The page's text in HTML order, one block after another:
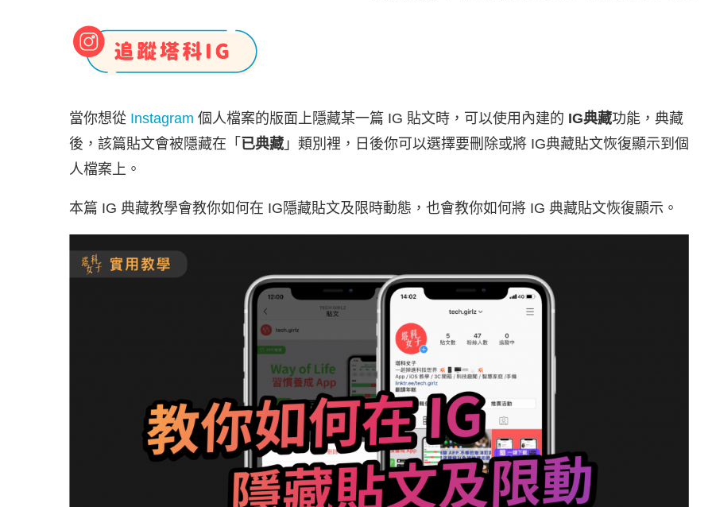
當你想從 Instagram 個人檔案的版面上隱藏某一篇 IG 貼文時，可以使用內建的 IG典藏功能，典藏
後，該篇貼文會被隱藏在「 已典藏 」類別裡，日後你可以選擇要刪除或將 IG典藏貼文恢復顯示到個
人檔案上。
本篇 IG 典藏教學會教你如何在 IG隱藏貼文及限時動態，也會教你如何將 IG 典藏貼文恢復顯示。